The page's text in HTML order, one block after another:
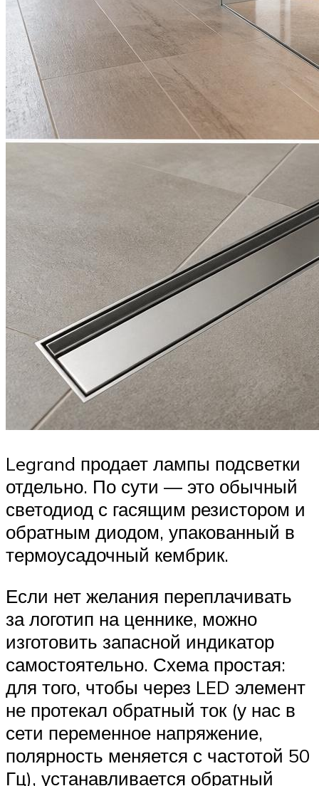
Legrand продает лампы подсветки
отдельно. По сути — это обычный
светодиод с гасящим резистором и
обратным диодом, упакованный в
термоусадочный кембрик.
Если нет желания переплачивать
за логотип на ценнике, можно
изготовить запасной индикатор
самостоятельно. Схема простая:
для того, чтобы через LED элемент
не протекал обратный ток (у нас в
сети переменное напряжение,
полярность меняется с частотой 50
Гц), устанавливается обратный